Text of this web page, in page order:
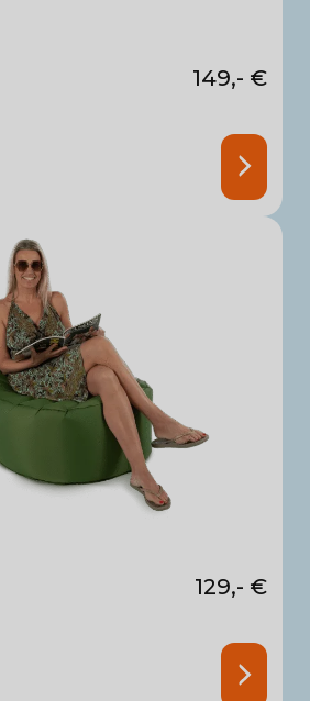
149,- €
129,- €